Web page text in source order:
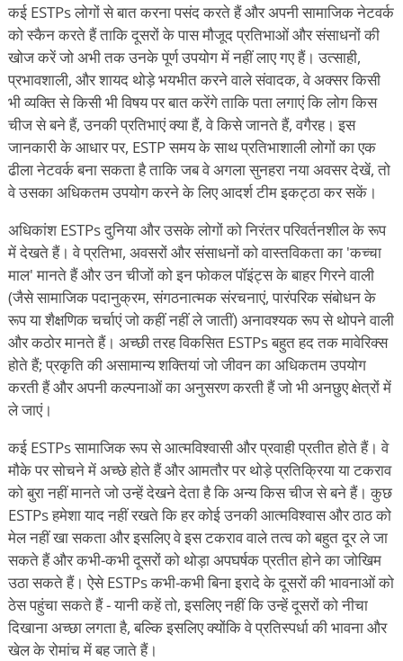
कई ESTPs लोगों से बात करना पसंद करते हैं और अपनी सामाजिक नेटवर्क
को स्कैन करते हैं ताकि दूसरों के पास मौजूद प्रतिभाओं और संसाधनों की
खोज करें जो अभी तक उनके पूर्ण उपयोग में नहीं लाए गए हैं। उत्साही,
प्रभावशाली, और शायद थोड़े भयभीत करने वाले संवादक, वे अक्सर किसी
भी व्यक्ति से किसी भी विषय पर बात करेंगे ताकि पता लगाएं कि लोग किस
चीज से बने हैं, उनकी प्रतिभाएं क्या हैं, वे किसे जानते हैं, वगैरह। इस
जानकारी के आधार पर, ESTP समय के साथ प्रतिभाशाली लोगों का एक
ढीला नेटवर्क बना सकता है ताकि जब वे अगला सुनहरा नया अवसर देखें, तो
वे उसका अधिकतम उपयोग करने के लिए आदर्श टीम इकट्ठा कर सकें।
अधिकांश ESTPs दुनिया और उसके लोगों को निरंतर परिवर्तनशील के रूप
में देखते हैं। वे प्रतिभा, अवसरों और संसाधनों को वास्तविकता का 'कच्चा
माल' मानते हैं और उन चीजों को इन फोकल पॉइंट्स के बाहर गिरने वाली
(जैसे सामाजिक पदानुक्रम, संगठनात्मक संरचनाएं, पारंपरिक संबोधन के
रूप या शैक्षणिक चर्चाएं जो कहीं नहीं ले जातीं) अनावश्यक रूप से थोपने वाली
और कठोर मानते हैं। अच्छी तरह विकसित ESTPs बहुत हद तक मावेरिक्स
होते हैं; प्रकृति की असामान्य शक्तियां जो जीवन का अधिकतम उपयोग
करती हैं और अपनी कल्पनाओं का अनुसरण करती हैं जो भी अनछुए क्षेत्रों में
ले जाएं।
कई ESTPs सामाजिक रूप से आत्मविश्वासी और प्रवाही प्रतीत होते हैं। वे
मौके पर सोचने में अच्छे होते हैं और आमतौर पर थोड़े प्रतिक्रिया या टकराव
को बुरा नहीं मानते जो उन्हें देखने देता है कि अन्य किस चीज से बने हैं। कुछ
ESTPs हमेशा याद नहीं रखते कि हर कोई उनकी आत्मविश्वास और ठाठ को
मेल नहीं खा सकता और इसलिए वे इस टकराव वाले तत्व को बहुत दूर ले जा
सकते हैं और कभी-कभी दूसरों को थोड़ा अपघर्षक प्रतीत होने का जोखिम
उठा सकते हैं। ऐसे ESTPs कभी-कभी बिना इरादे के दूसरों की भावनाओं को
ठेस पहुंचा सकते हैं - यानी कहें तो, इसलिए नहीं कि उन्हें दूसरों को नीचा
दिखाना अच्छा लगता है, बल्कि इसलिए क्योंकि वे प्रतिस्पर्धा की भावना और
खेल के रोमांच में बह जाते हैं।